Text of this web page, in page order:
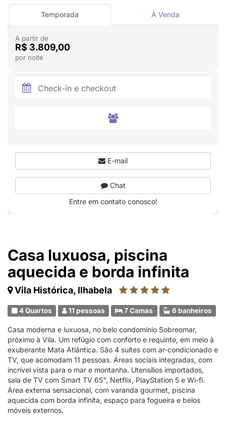
Casa luxuosa, piscina
aquecida e borda infinita
Vila Histórica, Ilhabela
4 Quartos 11 pessoas 7 Camas 6 banheiros
Casa moderna e luxuosa, no belo condomínio Sobreomar,
próximo à Vila. Um refúgio com conforto e requinte, em meio à
exuberante Mata Atlântica. São 4 suítes com ar-condicionado e
TV, que acomodam 11 pessoas. Áreas sociais integradas, com
incrível vista para o mar e montanha. Utensílios importados,
sala de TV com Smart TV 65", Netflix, PlayStation 5 e Wi-fi.
Área externa sensacional, com varanda gourmet, piscina
aquecida com borda infinita, espaço para fogueira e belos
móveis externos.
Temporada À Venda
A partir de
R$ 3.809,00
por noite
E-mail
Chat
Entre em contato conosco!